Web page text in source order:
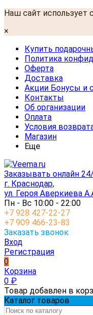
Наш сайт использует
×
Купить
Политика
Оферта
Доставка
Акции Бонусы и
Контакты
Об организации
Оплата
Условия
Магазин
Еще
Заказывать онлайн
г. Краснодар,
ул. Героя Аверкиева
Пн - Вс 10:00 - 22:00
+7 928 427-22-27
+7 909 466-23-83
Заказать звонок
Вход
Регистрация
0
Корзина
0 ₽
Товар добавлен в
Каталог товаров